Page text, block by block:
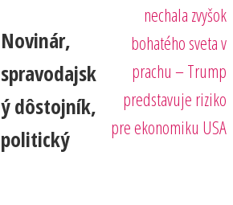
nechala zvyšok
bohatého sveta v
prachu – Trump
predstavuje riziko
pre ekonomiku USA
Novinár,
spravodajsk
ý dôstojník,
politický